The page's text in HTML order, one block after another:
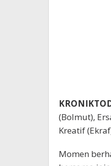
(Bolmut),
Kreatif
Momen